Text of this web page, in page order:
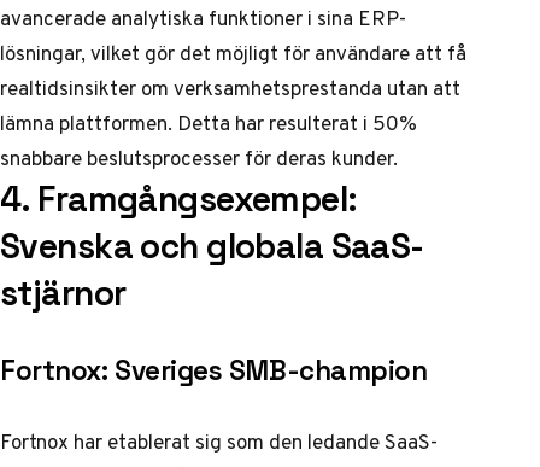
avancerade analytiska funktioner i sina ERP-
lösningar, vilket gör det möjligt för användare att få
realtidsinsikter om verksamhetsprestanda utan att
lämna plattformen. Detta har resulterat i 50%
snabbare beslutsprocesser för deras kunder.
4. Framgångsexempel:
Svenska och globala SaaS-
stjärnor
Fortnox: Sveriges SMB-champion
Fortnox har etablerat sig som den ledande SaaS-